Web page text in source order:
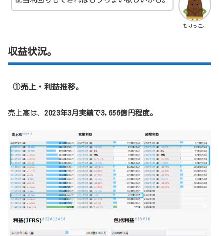
もりっこ。
収益状況。
①売上・利益推移。
売上高は、 2023年3月実績で3,656億円程度。